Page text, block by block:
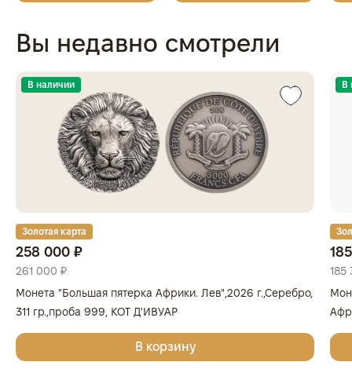
Вы недавно смотрели
В наличии
Золотая карта
258 000 ₽
261 000 ₽
Монета "Большая пятерка Африки. Лев",2026 г.,Серебро,
311 гр.,проба 999, КОТ Д'ИВУАР
В корзину
В
185